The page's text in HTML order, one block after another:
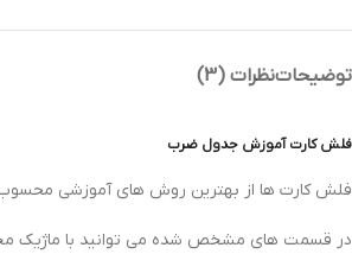
توضیحاتنظرات (3)
فلش کارت آموزش جدول ضرب
فلش کارت ها از بهترین روش های آموزشی
در قسمت های مشخص شده می توانید با ماژیک